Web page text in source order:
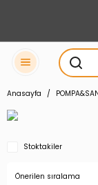
Anasayfa
Stoktakiler